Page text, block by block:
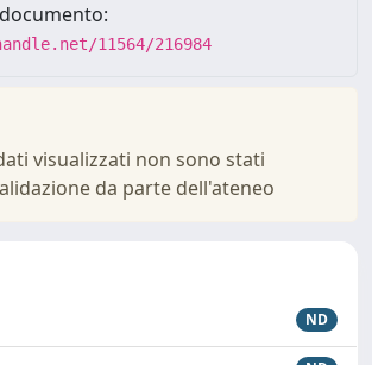
11564/216984
visualizzati non sono stati
da parte dell'ateneo
ND